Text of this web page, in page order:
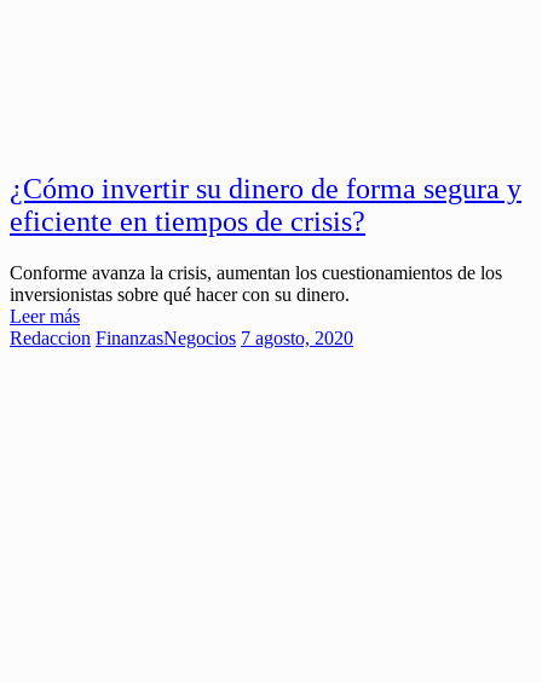
¿Cómo invertir su dinero de forma segura y
eficiente en tiempos de crisis?
Conforme avanza la crisis, aumentan los cuestionamientos de los
inversionistas sobre qué hacer con su dinero.
Leer más
Redaccion FinanzasNegocios 7 agosto, 2020